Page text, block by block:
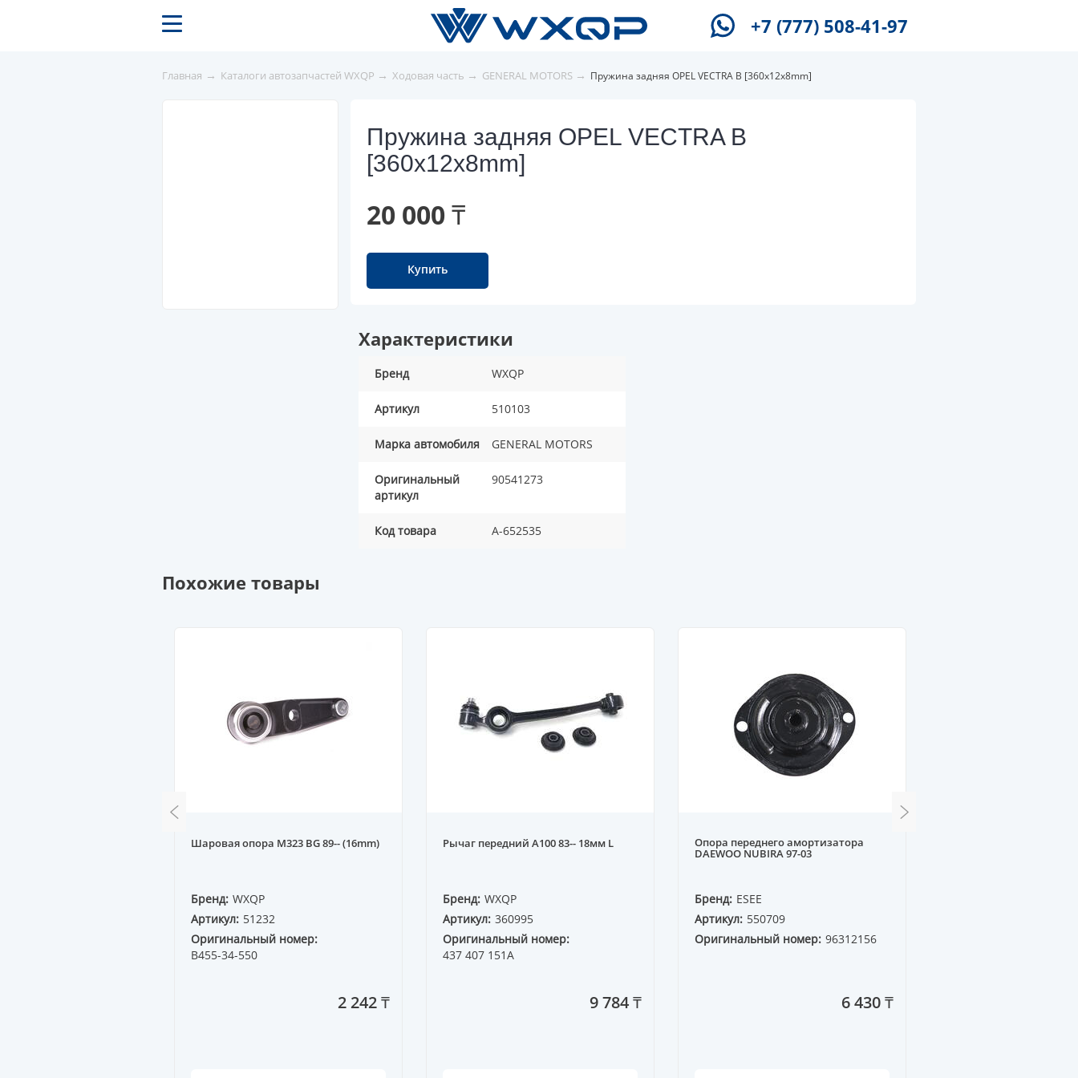
+7 (777) 508-41-97
Главная → Каталоги автозапчастей WXQP → Ходовая часть → GENERAL MOTORS → Пружина задняя OPEL VECTRA B [360x12x8mm]
Пружина задняя OPEL VECTRA B
[360x12x8mm]
20 000 ₸
Купить
Характеристики
Бренд WXQP
Артикул 510103
Марка автомобиля GENERAL MOTORS
Оригинальный
артикул
90541273
Код товара A-652535
Похожие товары
Шаровая опора M323 BG 89-- (16mm)
Бренд: WXQP
Артикул: 51232
Оригинальный номер:
B455-34-550
2 242 ₸
Рычаг передний A100 83-- 18мм L
Бренд: WXQP
Артикул: 360995
Оригинальный номер:
437 407 151A
9 784 ₸
Опора переднего амортизатора
DAEWOO NUBIRA 97-03
Бренд: ESEE
Артикул: 550709
Оригинальный номер: 96312156
6 430 ₸